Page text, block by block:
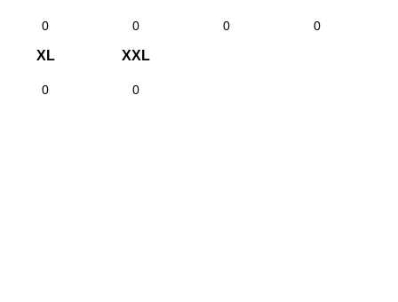
XL XXL